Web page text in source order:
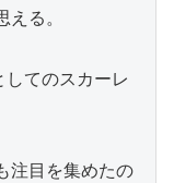
る。
てのスカーレ
注目を集めたの